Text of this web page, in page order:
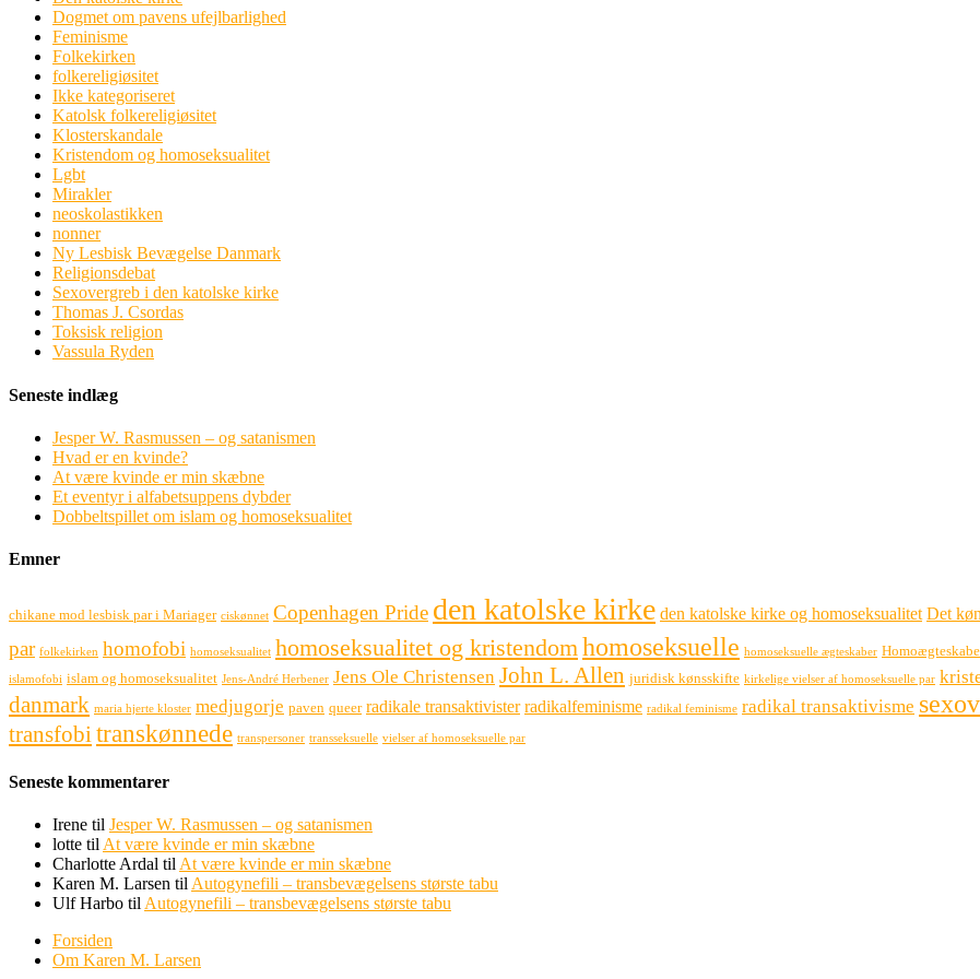
Dogmet om pavens ufejlbarlighed
Feminisme
Folkekirken
folkereligiøsitet
Ikke kategoriseret
Katolsk folkereligiøsitet
Klosterskandale
Kristendom og homoseksualitet
Lgbt
Mirakler
neoskolastikken
nonner
Ny Lesbisk Bevægelse Danmark
Religionsdebat
Sexovergreb i den katolske kirke
Thomas J. Csordas
Toksisk religion
Vassula Ryden
Seneste indlæg
Jesper W. Rasmussen – og satanismen
Hvad er en kvinde?
At være kvinde er min skæbne
Et eventyr i alfabetsuppens dybder
Dobbeltspillet om islam og homoseksualitet
Emner
chikane mod lesbisk par i Mariager ciskønnet Copenhagen Pride den katolske kirke den katolske kirke og homoseksualitet Det
par folkekirken homofobi homoseksualitet homoseksualitet og kristendomhomoseksuelle homoseksuelle ægteskaber
islamofobi islam og homoseksualitet Jens-André Herbener Jens Ole Christensen John L. Allen juridisk kønsskifte kirkelige vielser af homoseksuelle par
danmark maria hjerte kloster medjugorje paven queer radikale transaktivister radikalfeminisme radikal feminisme radikal transaktivisme
transfobi transkønnede transpersoner transseksuelle vielser af homoseksuelle par
Seneste kommentarer
Irene til Jesper W. Rasmussen – og satanismen
lotte til At være kvinde er min skæbne
Charlotte Ardal til At være kvinde er min skæbne
Karen M. Larsen til Autogynefili – transbevægelsens største tabu
Ulf Harbo til Autogynefili – transbevægelsens største tabu
Forsiden
Om Karen M. Larsen